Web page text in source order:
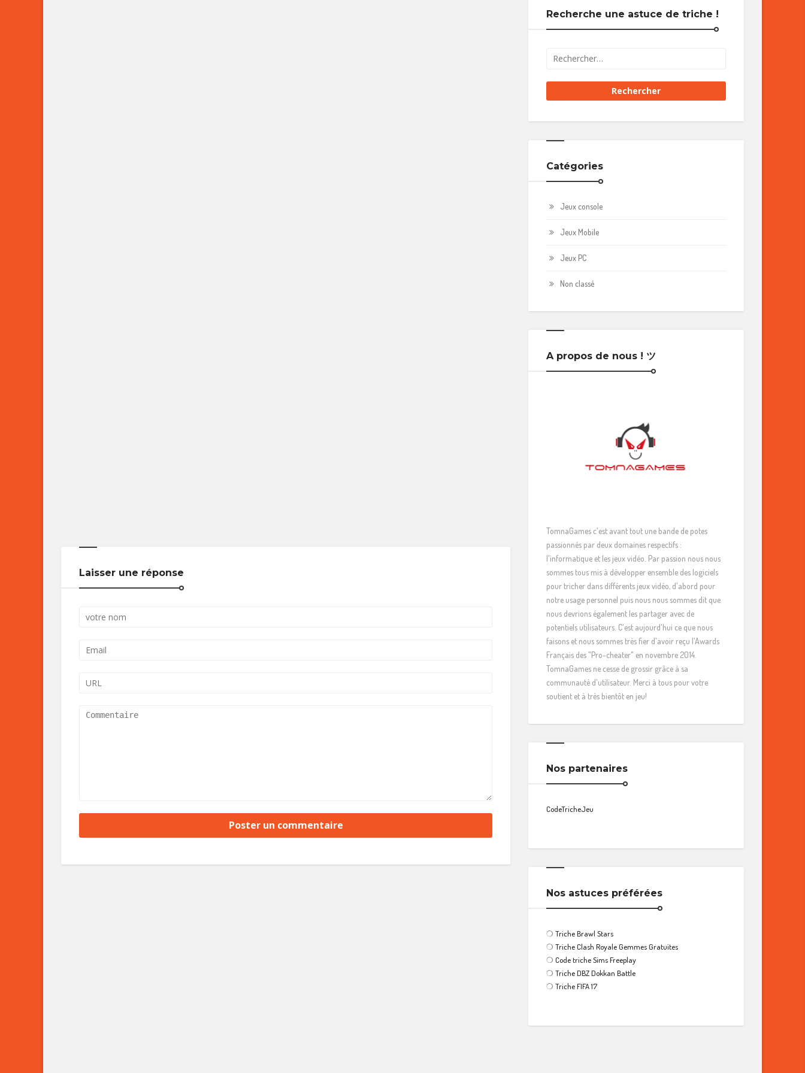
Laisser une réponse
Recherche une astuce de triche !
Catégories
Jeux console
Jeux Mobile
Jeux PC
Non classé
A propos de nous ! ツ
TomnaGames c'est avant tout une bande de potes
passionnés par deux domaines respectifs :
l'informatique et les jeux vidéo. Par passion nous nous
sommes tous mis à développer ensemble des logiciels
pour tricher dans différents jeux vidéo, d'abord pour
notre usage personnel puis nous nous sommes dit que
nous devrions également les partager avec de
potentiels utilisateurs. C'est aujourd'hui ce que nous
faisons et nous sommes très fier d'avoir reçu l'Awards
Français des "Pro-cheater" en novembre 2014.
TomnaGames ne cesse de grossir grâce à sa
communauté d'utilisateur. Merci à tous pour votre
soutient et à très bientôt en jeu!
Nos partenaires
CodeTricheJeu
Nos astuces préférées
❍ Triche Brawl Stars
❍ Triche Clash Royale Gemmes Gratuites
❍ Code triche Sims Freeplay
❍ Triche DBZ Dokkan Battle
❍ Triche FIFA 17